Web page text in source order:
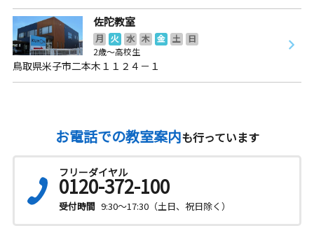
佐陀教室
月 火 水 木 金 土
日
2歳～高校生
鳥取県米子市二本木１１２４－１
お電話での教室案内も行っています
フリーダイヤル
0120-372-100
受付時間 9:30～17:30（土日、祝日除く）